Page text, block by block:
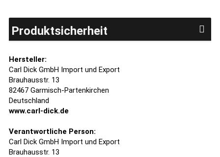
Produktsicherheit
Hersteller:
Carl Dick GmbH Import und Export
Brauhausstr. 13
82467 Garmisch-Partenkirchen
Deutschland
www.carl-dick.de
Verantwortliche Person:
Carl Dick GmbH Import und Export
Brauhausstr. 13